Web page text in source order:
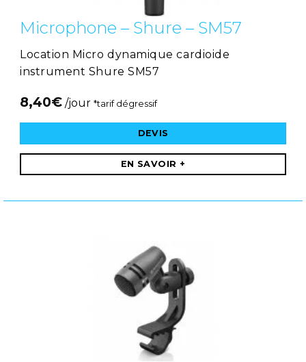
Microphone – Shure – SM57
Location Micro dynamique cardioide
instrument Shure SM57
8,40€ /jour *tarif dégressif
DEVIS
EN SAVOIR +